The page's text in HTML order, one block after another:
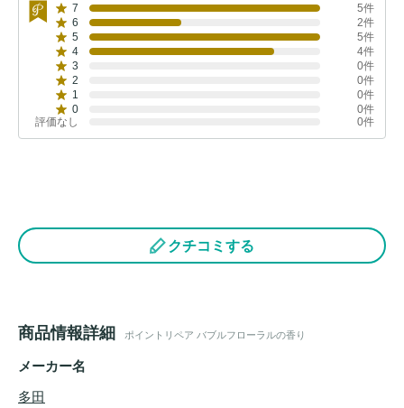
7
5件
6
2件
5
5件
4
4件
3
0件
2
0件
1
0件
0
0件
評価なし
0件
クチコミする
商品情報詳細 ポイントリペア バブルフローラルの香り
メーカー名
多田